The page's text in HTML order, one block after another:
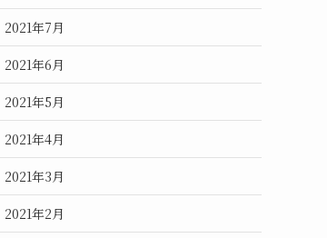
2021年7月
2021年6月
2021年5月
2021年4月
2021年3月
2021年2月